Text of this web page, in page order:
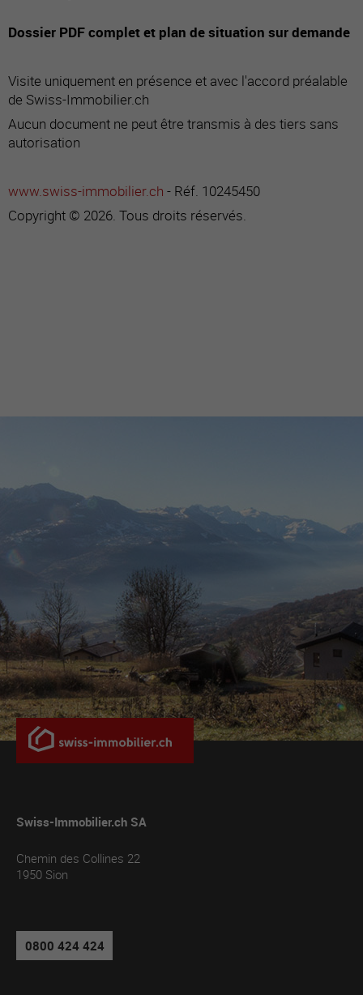
Dossier PDF complet et plan de situation sur demande
Visite uniquement en présence et avec l'accord préalable
de Swiss-Immobilier.ch
Aucun document ne peut être transmis à des tiers sans
autorisation
www.swiss-immobilier.ch - Réf. 10245450
Copyright © 2026. Tous droits réservés.
Swiss-Immobilier.ch SA
Chemin des Collines 22
1950 Sion
0800 424 424